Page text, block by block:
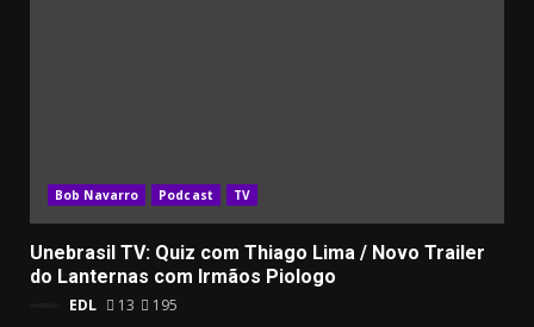
Bob Navarro Podcast TV
Unebrasil TV: Quiz com Thiago Lima / Novo Trailer
do Lanternas com Irmãos Piologo
EDL 13 195